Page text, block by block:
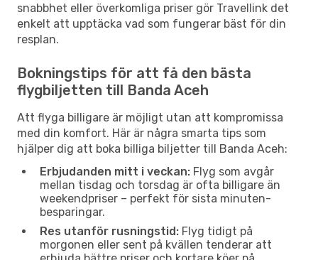
snabbhet eller överkomliga priser gör Travellink det
enkelt att upptäcka vad som fungerar bäst för din
resplan.
Bokningstips för att få den bästa
flygbiljetten till Banda Aceh
Att flyga billigare är möjligt utan att kompromissa
med din komfort. Här är några smarta tips som
hjälper dig att boka billiga biljetter till Banda Aceh:
Erbjudanden mitt i veckan: Flyg som avgår
mellan tisdag och torsdag är ofta billigare än
weekendpriser – perfekt för sista minuten-
besparingar.
Res utanför rusningstid: Flyg tidigt på
morgonen eller sent på kvällen tenderar att